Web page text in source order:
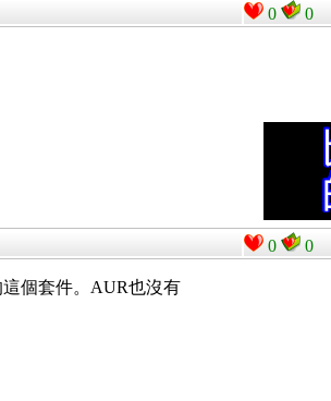
0 0
0 0
個套件。AUR也沒有